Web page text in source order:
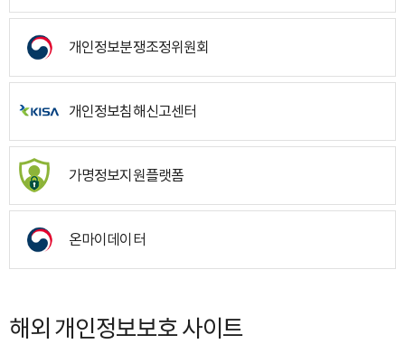
개인정보분쟁조정위원회
개인정보침해신고센터
가명정보지원플랫폼
온마이데이터
해외 개인정보보호 사이트